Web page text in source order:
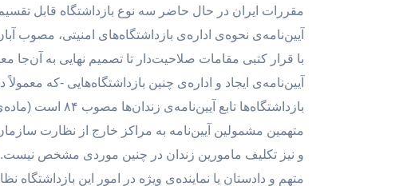
مقررات ایران در حال حاضر سه نوع بازداشتگاه قابل
آیین‌نامه‌ی ایجاد و اداره‌ی چنین بازداشتگاه‌هایی -که
متهمین مشمولین آیین‌نامه به مراکز خارج از نظارت
متهم و دادستان یا نماینده‌ی ویژه در امور این بازداشتگاه